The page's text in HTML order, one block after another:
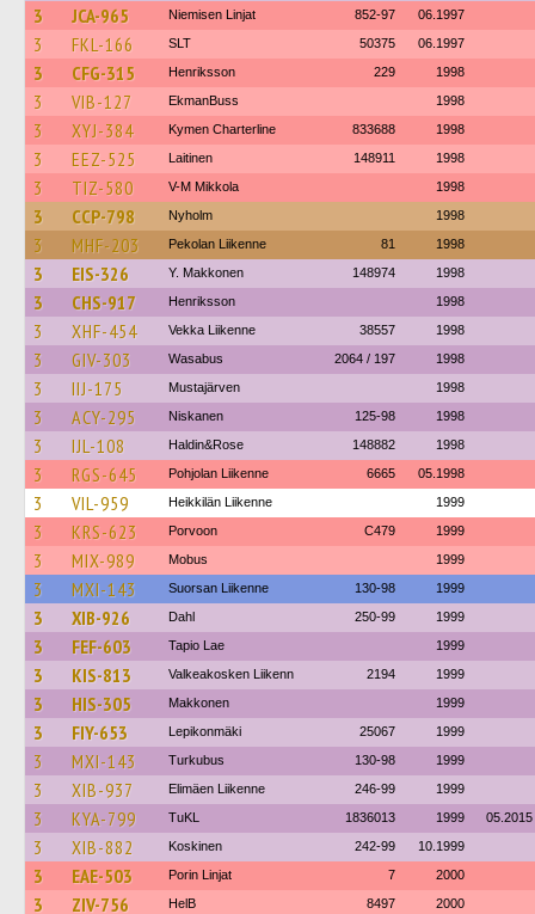
3 JCA-965 Niemisen Linjat 852-97 06.1997
3 FKL-166 SLT 50375 06.1997
3 CFG-315 Henriksson 229 1998
3 VIB-127 EkmanBuss 1998
3 XYJ-384 Kymen Charterline 833688 1998
3 EEZ-525 Laitinen 148911 1998
3 TIZ-580 V-M Mikkola 1998
3 CCP-798 Nyholm 1998
3 MHF-203 Pekolan Liikenne 81 1998
3 EIS-326 Y. Makkonen 148974 1998
3 CHS-917 Henriksson 1998
3 XHF-454 Vekka Liikenne 38557 1998
3 GIV-303 Wasabus 2064 / 197 1998
3 IIJ-175 Mustajärven 1998
3 ACY-295 Niskanen 125-98 1998
3 IJL-108 Haldin&Rose 148882 1998
3 RGS-645 Pohjolan Liikenne 6665 05.1998
3 VIL-959 Heikkilän Liikenne 1999
3 KRS-623 Porvoon C479 1999
3 MIX-989 Mobus 1999
3 MXI-143 Suorsan Liikenne 130-98 1999
3 XIB-926 Dahl 250-99 1999
3 FEF-603 Tapio Lae 1999
3 KIS-813 Valkeakosken Liikenn 2194 1999
3 HIS-305 Makkonen 1999
3 FIY-653 Lepikonmäki 25067 1999
3 MXI-143 Turkubus 130-98 1999
3 XIB-937 Elimäen Liikenne 246-99 1999
3 KYA-799 TuKL 1836013 1999 05.2015
3 XIB-882 Koskinen 242-99 10.1999
3 EAE-503 Porin Linjat 7 2000
3 ZIV-756 HelB 8497 2000